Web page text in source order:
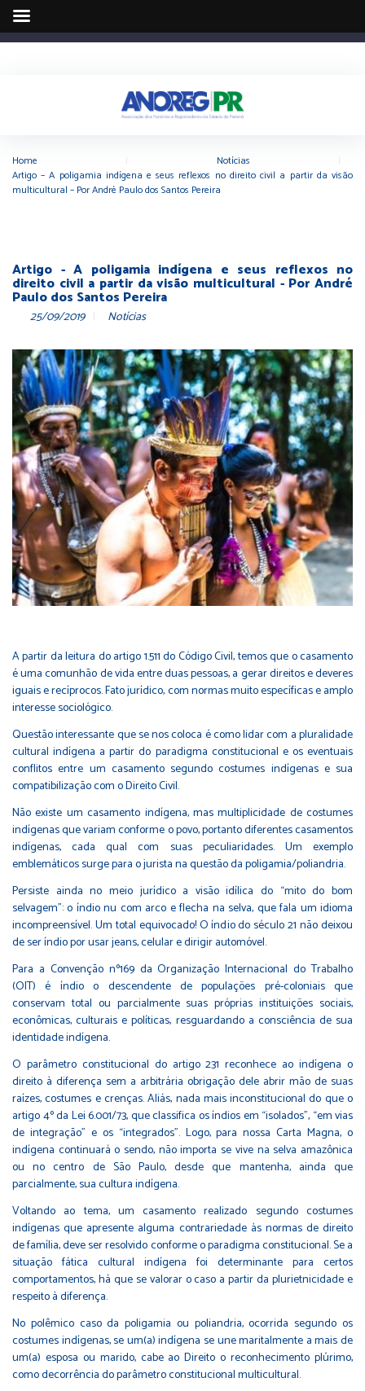
Home Notícias
Artigo – A poligamia indígena e seus reflexos no direito civil a partir da visão
multicultural – Por André Paulo dos Santos Pereira
Artigo - A poligamia indígena e seus reflexos no
direito civil a partir da visão multicultural - Por André
Paulo dos Santos Pereira
25/09/2019 Notícias
A partir da leitura do artigo 1.511 do Código Civil, temos que o casamento
é uma comunhão de vida entre duas pessoas, a gerar direitos e deveres
iguais e recíprocos. Fato jurídico, com normas muito específicas e amplo
interesse sociológico.
Questão interessante que se nos coloca é como lidar com a pluralidade
cultural indígena a partir do paradigma constitucional e os eventuais
conflitos entre um casamento segundo costumes indígenas e sua
compatibilização com o Direito Civil.
Não existe um casamento indígena, mas multiplicidade de costumes
indígenas que variam conforme o povo, portanto diferentes casamentos
indígenas, cada qual com suas peculiaridades. Um exemplo
emblemáticos surge para o jurista na questão da poligamia/poliandria.
Persiste ainda no meio jurídico a visão idílica do “mito do bom
selvagem”: o índio nu com arco e flecha na selva, que fala um idioma
incompreensível. Um total equivocado! O índio do século 21 não deixou
de ser índio por usar jeans, celular e dirigir automóvel.
Para a Convenção nº169 da Organização Internacional do Trabalho
(OIT) é índio o descendente de populações pré-coloniais que
conservam total ou parcialmente suas próprias instituições sociais,
econômicas, culturais e políticas, resguardando a consciência de sua
identidade indígena.
O parâmetro constitucional do artigo 231 reconhece ao indígena o
direito à diferença sem a arbitrária obrigação dele abrir mão de suas
raízes, costumes e crenças. Aliás, nada mais inconstitucional do que o
artigo 4º da Lei 6.001/73, que classifica os índios em “isolados”, “em vias
de integração” e os “integrados”. Logo, para nossa Carta Magna, o
indígena continuará o sendo, não importa se vive na selva amazônica
ou no centro de São Paulo, desde que mantenha, ainda que
parcialmente, sua cultura indígena.
Voltando ao tema, um casamento realizado segundo costumes
indígenas que apresente alguma contrariedade às normas de direito
de família, deve ser resolvido conforme o paradigma constitucional. Se a
situação fática cultural indígena foi determinante para certos
comportamentos, há que se valorar o caso a partir da plurietnicidade e
respeito à diferença.
No polêmico caso da poligamia ou poliandria, ocorrida segundo os
costumes indígenas, se um(a) indígena se une maritalmente a mais de
um(a) esposa ou marido, cabe ao Direito o reconhecimento plúrimo,
como decorrência do parâmetro constitucional multicultural.